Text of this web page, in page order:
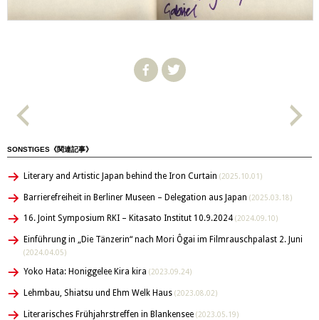
SONSTIGES《関連記事》
Literary and Artistic Japan behind the Iron Curtain (2025.10.01)
Barrierefreiheit in Berliner Museen – Delegation aus Japan (2025.03.18)
16. Joint Symposium RKI – Kitasato Institut 10.9.2024 (2024.09.10)
Einführung in „Die Tänzerin“ nach Mori Ôgai im Filmrauschpalast 2. Juni
(2024.04.05)
Yoko Hata: Honiggelee Kira kira (2023.09.24)
Lehmbau, Shiatsu und Ehm Welk Haus (2023.08.02)
Literarisches Frühjahrstreffen in Blankensee (2023.05.19)